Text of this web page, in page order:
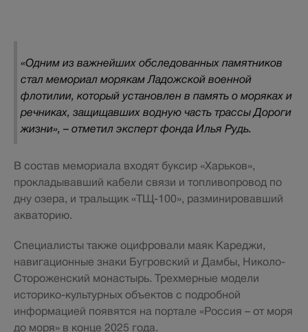
«Одним из важнейших обследованных памятников
стал мемориал морякам Ладожской военной
флотилии, который установлен в память о моряках и
речниках, защищавших водную часть трассы Дороги
жизни», – отметил эксперт фонда Илья Рудь.
В состав мемориала входят буксир «Харьков»,
прокладывавший кабели связи и топливопровод по
дну озера, и тральщик «ТЩ-100», разминировавший
акваторию.
Специалисты также оцифровали маяк Кареджи,
навигационные знаки Бугровский и Дамбы, Николо-
Стороженский монастырь. Трехмерные модели
историко-культурных объектов с подробной
информацией появятся на портале «Россия – от моря
до моря» в конце 2025 года.